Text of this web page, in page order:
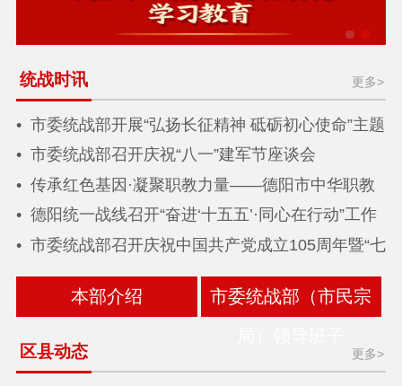
统战时讯 更多>
市委统战部开展“弘扬长征精神 砥砺初心使命”主题
党日活动
市委统战部召开庆祝“八一”建军节座谈会
传承红色基因·凝聚职教力量——德阳市中华职教
社赴遵义开展学习调研
德阳统一战线召开“奋进‘十五五’·同心在行动”工作
推进会暨全市统战工作半年推进会
市委统战部召开庆祝中国共产党成立105周年暨“七
一”表彰大会
本部介绍
市委统战部（市民宗
区县动态 更多>